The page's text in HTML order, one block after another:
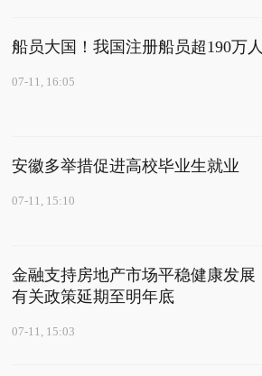
船员大国！我国注册船员超190万人
07-11, 16:05
安徽多举措促进高校毕业生就业
07-11, 15:10
金融支持房地产市场平稳健康发展
有关政策延期至明年底
07-11, 15:03